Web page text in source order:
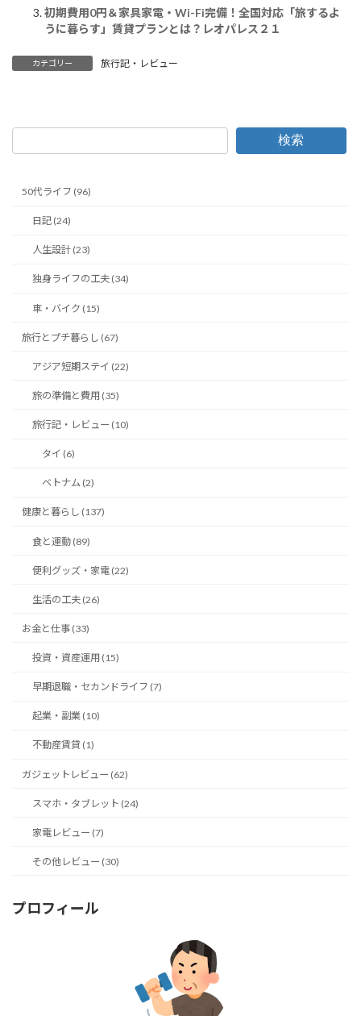
初期費用0円＆家具家電・Wi-Fi完備！全国対応「旅するよ
うに暮らす」賃貸プランとは？レオパレス２１
カテゴリー 旅行記・レビュー
検索
50代ライフ (96)
日記 (24)
人生設計 (23)
独身ライフの工夫 (34)
車・バイク (15)
旅行とプチ暮らし (67)
アジア短期ステイ (22)
旅の準備と費用 (35)
旅行記・レビュー (10)
タイ (6)
ベトナム (2)
健康と暮らし (137)
食と運動 (89)
便利グッズ・家電 (22)
生活の工夫 (26)
お金と仕事 (33)
投資・資産運用 (15)
早期退職・セカンドライフ (7)
起業・副業 (10)
不動産賃貸 (1)
ガジェットレビュー (62)
スマホ・タブレット (24)
家電レビュー (7)
その他レビュー (30)
プロフィール